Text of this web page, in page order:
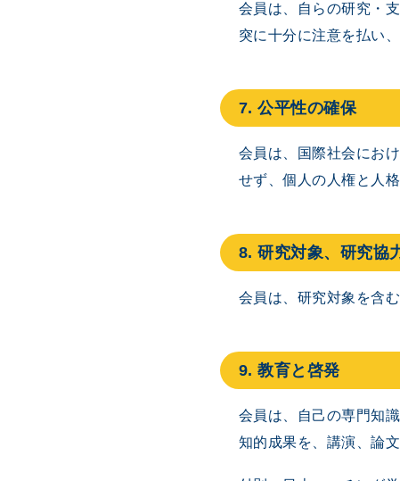
会員は、自らの研究・
突に十分に注意を払い
7. 公平性の確保
会員は、国際社会にお
せず、個人の人権と人
8. 研究対象、研究協
会員は、研究対象を含
9. 教育と啓発
会員は、自己の専門知
知的成果を、講演、論